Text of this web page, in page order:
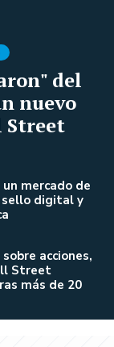
del
nuevo
Street
mercado de
sello digital y
acciones,
Street
más de 20